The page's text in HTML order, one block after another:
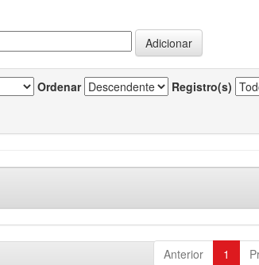
Ordenar Registro(s)
Anterior 1